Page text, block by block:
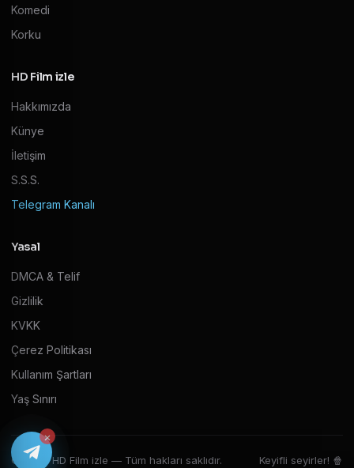
Komedi
Korku
HD Film izle
Hakkımızda
Künye
İletişim
S.S.S.
Telegram Kanalı
Yasal
DMCA & Telif
Gizlilik
KVKK
Çerez Politikası
Kullanım Şartları
Yaş Sınırı
© 2026 HD Film izle — Tüm hakları saklıdır. Keyifli seyirler! 🍿
×